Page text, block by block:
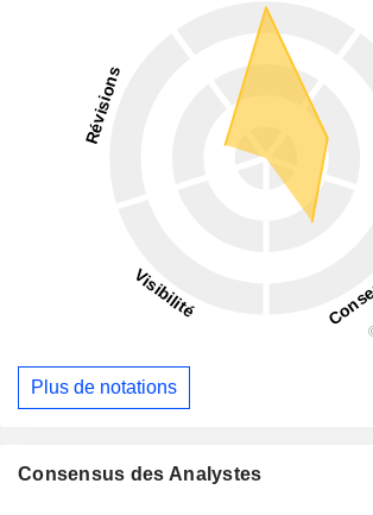
Plus de notations
Consensus des Analystes